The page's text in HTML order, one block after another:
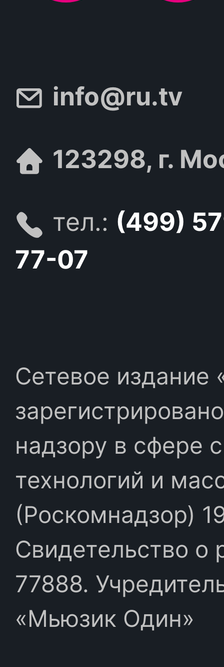
info@ru.tv
123298, г.
тел.: (499)
77-07
Сетевое издание
надзору в сфере
технологий и
(Роскомнадзор)
Свидетельство
77888.
«Мьюзик Один»